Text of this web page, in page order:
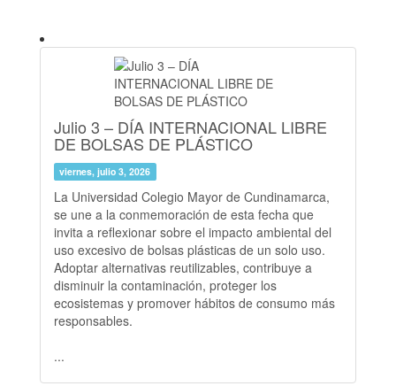
Julio 3 – DÍA INTERNACIONAL LIBRE
DE BOLSAS DE PLÁSTICO
viernes, julio 3, 2026
La Universidad Colegio Mayor de Cundinamarca,
se une a la conmemoración de esta fecha que
invita a reflexionar sobre el impacto ambiental del
uso excesivo de bolsas plásticas de un solo uso.
Adoptar alternativas reutilizables, contribuye a
disminuir la contaminación, proteger los
ecosistemas y promover hábitos de consumo más
responsables.
...